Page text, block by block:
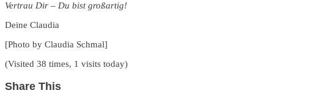
Vertrau Dir – Du bist großartig!
Deine Claudia
[Photo by Claudia Schmal]
(Visited 38 times, 1 visits today)
Share This